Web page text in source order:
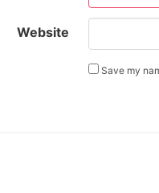
Website
Save my